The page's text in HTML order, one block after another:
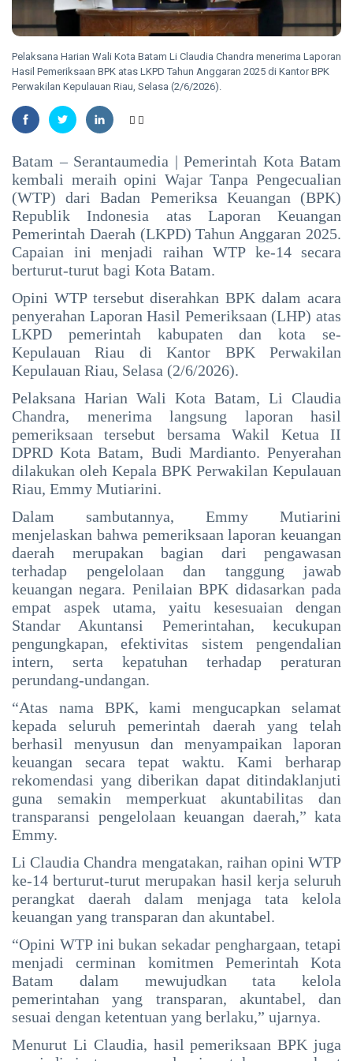
2026
Waspadai
Penipuan
Pungut
Retribusi
Sampah
NATUNA
167 RTLH di
Natuna
Direhabilitasi
Bantuan
Kementerian
07 Aug,
16
RIAU
SKK
Migas,
PHR dan
Polda Riau
Perkuat
Sinergi
Lindungi
Aset
Negara
demi
Menjaga
Ketahanan
Energi
Nasional
Aug,
2026
13
views
Pemkab
Bintan
Buka
Seleksi
Komisaris
dan
Direktur
PT
Karya
Bahari
06
2026
41
Siak Sri Indrapura
Prabowo Subianto
Indonesia
Pekanbaru
Donald Trump
PT IKPP Perawang
KPK
Politik
PSSI
Pelaksana Harian Wali Kota Batam Li Claudia Chandra menerima Laporan
Hasil Pemeriksaan BPK atas LKPD Tahun Anggaran 2025 di Kantor BPK
Perwakilan Kepulauan Riau, Selasa (2/6/2026).
Batam – Serantaumedia | Pemerintah Kota Batam
kembali meraih opini Wajar Tanpa Pengecualian
(WTP) dari Badan Pemeriksa Keuangan (BPK)
Republik Indonesia atas Laporan Keuangan
Pemerintah Daerah (LKPD) Tahun Anggaran 2025.
Capaian ini menjadi raihan WTP ke-14 secara
berturut-turut bagi Kota Batam.
Opini WTP tersebut diserahkan BPK dalam acara
penyerahan Laporan Hasil Pemeriksaan (LHP) atas
LKPD pemerintah kabupaten dan kota se-
Kepulauan Riau di Kantor BPK Perwakilan
Kepulauan Riau, Selasa (2/6/2026).
Pelaksana Harian Wali Kota Batam, Li Claudia
Chandra, menerima langsung laporan hasil
pemeriksaan tersebut bersama Wakil Ketua II
DPRD Kota Batam, Budi Mardianto. Penyerahan
dilakukan oleh Kepala BPK Perwakilan Kepulauan
Riau, Emmy Mutiarini.
Dalam sambutannya, Emmy Mutiarini
menjelaskan bahwa pemeriksaan laporan keuangan
daerah merupakan bagian dari pengawasan
terhadap pengelolaan dan tanggung jawab
keuangan negara. Penilaian BPK didasarkan pada
empat aspek utama, yaitu kesesuaian dengan
Standar Akuntansi Pemerintahan, kecukupan
pengungkapan, efektivitas sistem pengendalian
intern, serta kepatuhan terhadap peraturan
perundang-undangan.
“Atas nama BPK, kami mengucapkan selamat
kepada seluruh pemerintah daerah yang telah
berhasil menyusun dan menyampaikan laporan
keuangan secara tepat waktu. Kami berharap
rekomendasi yang diberikan dapat ditindaklanjuti
guna semakin memperkuat akuntabilitas dan
transparansi pengelolaan keuangan daerah,” kata
Emmy.
Li Claudia Chandra mengatakan, raihan opini WTP
ke-14 berturut-turut merupakan hasil kerja seluruh
perangkat daerah dalam menjaga tata kelola
keuangan yang transparan dan akuntabel.
“Opini WTP ini bukan sekadar penghargaan, tetapi
menjadi cerminan komitmen Pemerintah Kota
Batam dalam mewujudkan tata kelola
pemerintahan yang transparan, akuntabel, dan
sesuai dengan ketentuan yang berlaku,” ujarnya.
Menurut Li Claudia, hasil pemeriksaan BPK juga